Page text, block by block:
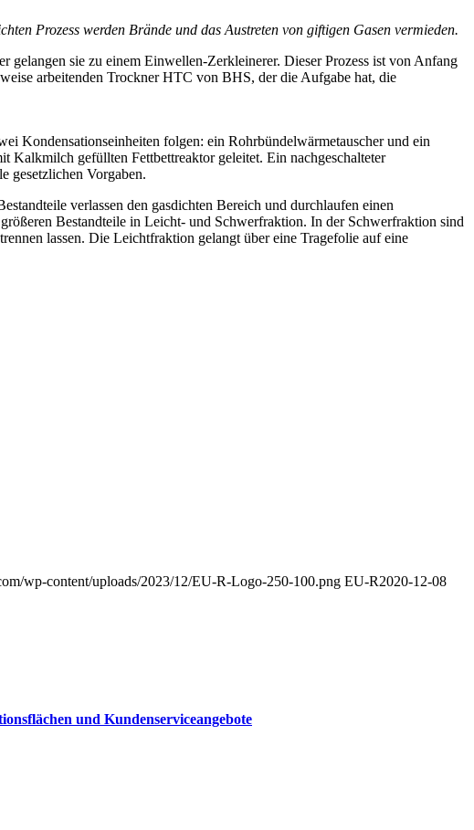
Prozess werden Brände und das Austreten von giftigen Gasen vermieden.
sie zu einem Einwellen-Zerkleinerer. Dieser Prozess ist von Anfang
arbeitenden Trockner HTC von BHS, der die Aufgabe hat, die
Kondensationseinheiten folgen: ein Rohrbündelwärmetauscher und ein
Kalkmilch gefüllten Fettbettreaktor geleitet. Ein nachgeschalteter
gesetzlichen Vorgaben.
verlassen den gasdichten Bereich und durchlaufen einen
Bestandteile in Leicht- und Schwerfraktion. In der Schwerfraktion sind
lassen. Die Leichtfraktion gelangt über eine Tragefolie auf eine
wp-content/uploads/2023/12/EU-R-Logo-250-100.png EU-R2020-12-08
und Kunden­serviceangebote